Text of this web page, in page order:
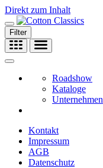
Direkt zum Inhalt
Filter
Roadshow
Kataloge
Unternehmen
Kontakt
Impressum
AGB
Datenschutz